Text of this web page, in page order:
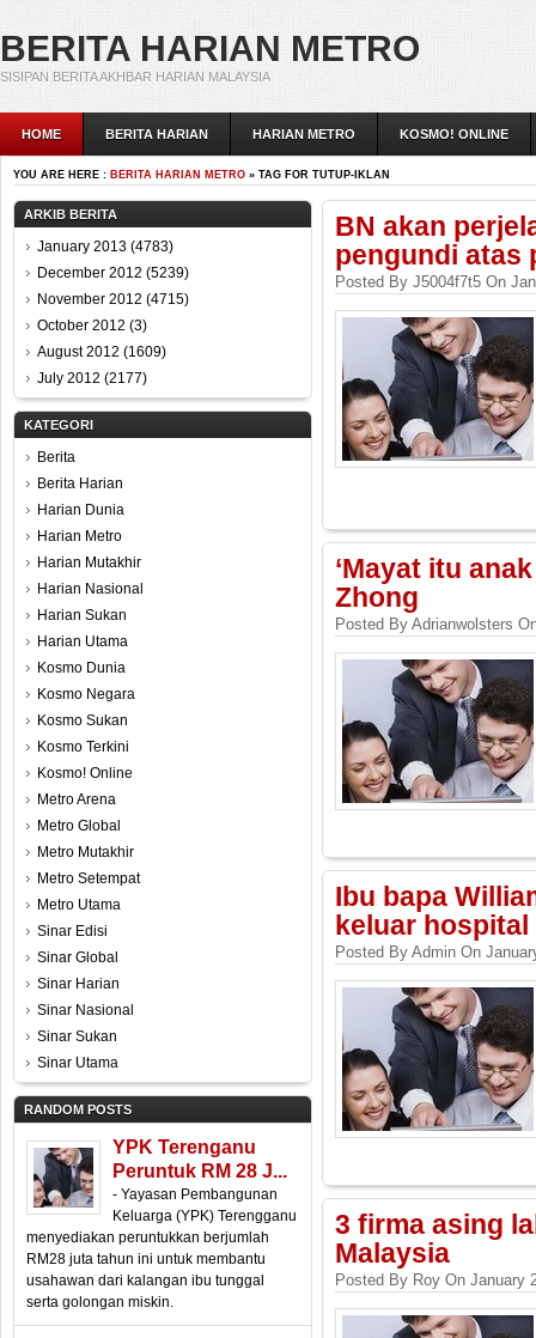
BERITA HARIAN METRO
SISIPAN BERITA AKHBAR HARIAN MALAYSIA
HOME BERITA HARIAN HARIAN METRO KOSMO! ONLINE
YOU ARE HERE : BERITA HARIAN METRO » TAG FOR TUTUP-IKLAN
ARKIB BERITA
January 2013 (4783)
December 2012 (5239)
November 2012 (4715)
October 2012 (3)
August 2012 (1609)
July 2012 (2177)
KATEGORI
Berita
Berita Harian
Harian Dunia
Harian Metro
Harian Mutakhir
Harian Nasional
Harian Sukan
Harian Utama
Kosmo Dunia
Kosmo Negara
Kosmo Sukan
Kosmo Terkini
Kosmo! Online
Metro Arena
Metro Global
Metro Mutakhir
Metro Setempat
Metro Utama
Sinar Edisi
Sinar Global
Sinar Harian
Sinar Nasional
Sinar Sukan
Sinar Utama
RANDOM POSTS
YPK Terenganu
Peruntuk RM 28 J...
- Yayasan Pembangunan
Keluarga (YPK) Terengganu
menyediakan peruntukkan berjumlah
RM28 juta tahun ini untuk membantu
usahawan dari kalangan ibu tunggal
serta golongan miskin.
BN akan
pengundi atas
Posted By J5004f7t5 On
‘Mayat itu
Zhong
Posted By Adrianwolsters
Ibu bapa
keluar
Posted By Admin On
3 firma asing
Malaysia
Posted By Roy On January